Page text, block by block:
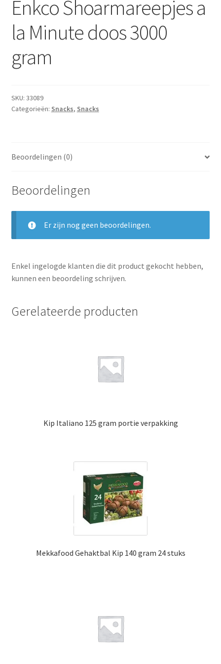
Dranken
Droge Kruidenierswaren
Frites
Non-food
Maaltijden Diepvries
Enkco Shoarmareepjes a
la Minute doos 3000
gram
SKU: 33089
Categorieën: Snacks, Snacks
Beoordelingen (0)
Beoordelingen
Er zijn nog geen beoordelingen.
Enkel ingelogde klanten die dit product gekocht hebben,
kunnen een beoordeling schrijven.
Gerelateerde producten
Kip Italiano 125 gram portie verpakking
Mekkafood Gehaktbal Kip 140 gram 24 stuks